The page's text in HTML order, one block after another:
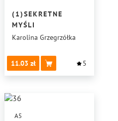
(1)SEKRETNE
MYŚLI
Karolina Grzegrzółka
11.03 5
A5